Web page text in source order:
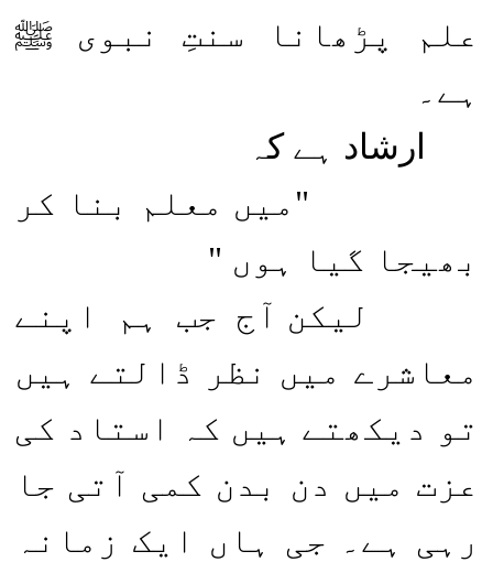
علم پڑھانا سنتِ نبوی ﷺ
ہے۔
ارشاد ہے کہ
"میں معلم بنا کر
بھیجا گیا ہوں "
لیکن آج جب ہم اپنے
معاشرے میں نظر ڈالتے ہیں
تو دیکھتے ہیں کہ استاد کی
عزت میں دن بدن کمی آتی جا
رہی ہے۔ جی ہاں ایک زمانہ